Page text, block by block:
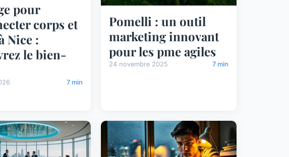
pour
corps et
Nice :
le bien-
7 min
Pomelli : un outil
marketing innovant
pour les pme agiles
24 novembre 2025 7 min